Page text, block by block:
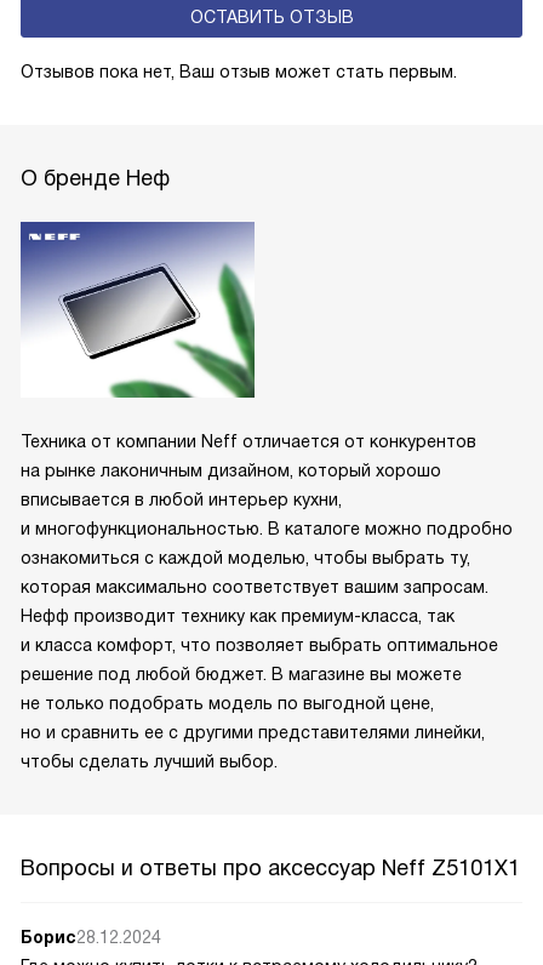
ОСТАВИТЬ ОТЗЫВ
Отзывов пока нет, Ваш отзыв может стать первым.
О бренде Неф
Техника от компании Neff отличается от конкурентов
на рынке лаконичным дизайном, который хорошо
вписывается в любой интерьер кухни,
и многофункциональностью. В каталоге можно подробно
ознакомиться с каждой моделью, чтобы выбрать ту,
которая максимально соответствует вашим запросам.
Нефф производит технику как премиум-класса, так
и класса комфорт, что позволяет выбрать оптимальное
решение под любой бюджет. В магазине вы можете
не только подобрать модель по выгодной цене,
но и сравнить ее с другими представителями линейки,
чтобы сделать лучший выбор.
Вопросы и ответы про аксессуар Neff Z5101X1
Борис28.12.2024